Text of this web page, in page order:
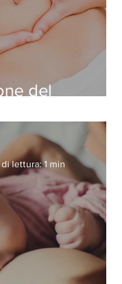
del
lettura: 1 min